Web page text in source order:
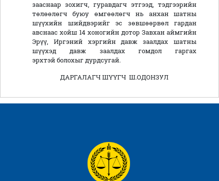
зааснаар зохигч, гуравдагч этгээд, тэдгээрийн
төлөөлөгч буюу өмгөөлөгч нь анхан шатны
шүүхийн шийдвэрийг эс зөвшөөрвөл гардан
авснаас хойш 14 хоногийн дотор Завхан аймгийн
Эрүү, Иргэний хэргийн давж заалдах шатны
шүүхэд давж заалдах гомдол гаргах
эрхтэй болохыг дурдсугай.
ДАРГАЛАГЧ ШҮҮГЧ Ш.ОДОНЗУЛ